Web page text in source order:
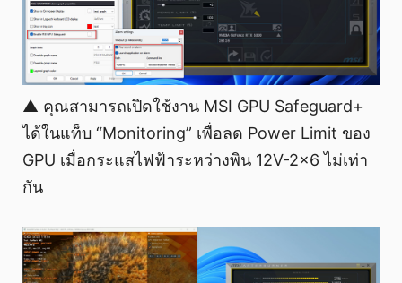
▲ คุณสามารถเปิดใช้งาน MSI GPU Safeguard+
ได้ในแท็บ “Monitoring” เพื่อลด Power Limit ของ
GPU เมื่อกระแสไฟฟ้าระหว่างพิน 12V-2x6 ไม่เท่า
กัน